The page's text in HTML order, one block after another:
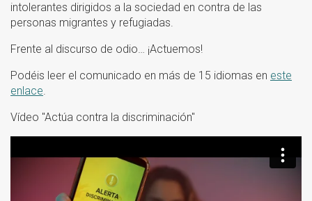
intolerantes dirigidos a la sociedad en contra de las
personas migrantes y refugiadas.
Frente al discurso de odio… ¡Actuemos!
Podéis leer el comunicado en más de 15 idiomas en este
enlace.
Vídeo "Actúa contra la discriminación"